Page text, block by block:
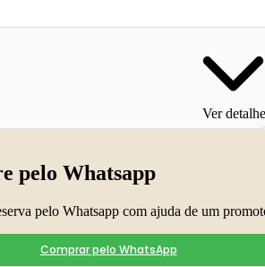
Ver
pelo Whatsapp
pelo Whatsapp com ajuda de um
Comprar pelo WhatsApp